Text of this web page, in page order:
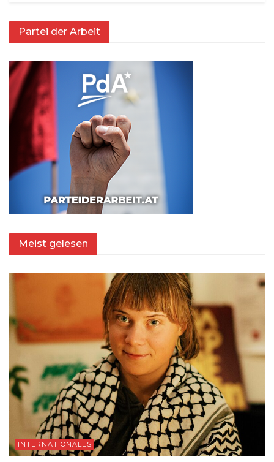
Partei der Arbeit
Meist gelesen
INTERNATIONALES